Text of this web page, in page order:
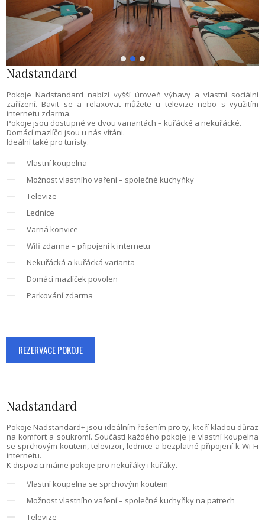
Nadstandard
Pokoje Nadstandard nabízí vyšší úroveň výbavy a vlastní sociální
zařízení. Bavit se a relaxovat můžete u televize nebo s využitím
internetu zdarma.
Pokoje jsou dostupné ve dvou variantách – kuřácké a nekuřácké.
Domácí mazlíčci jsou u nás vítáni.
Ideální také pro turisty.
Vlastní koupelna
Možnost vlastního vaření – společné kuchyňky
Televize
Lednice
Varná konvice
Wifi zdarma – připojení k internetu
Nekuřácká a kuřácká varianta
Domácí mazlíček povolen
Parkování zdarma
REZERVACE POKOJE
Nadstandard +
Pokoje Nadstandard+ jsou ideálním řešením pro ty, kteří kladou důraz
na komfort a soukromí. Součástí každého pokoje je vlastní koupelna
se sprchovým koutem, televizor, lednice a bezplatné připojení k Wi-Fi
internetu.
K dispozici máme pokoje pro nekuřáky i kuřáky.
Vlastní koupelna se sprchovým koutem
Možnost vlastního vaření – společné kuchyňky na patrech
Televize